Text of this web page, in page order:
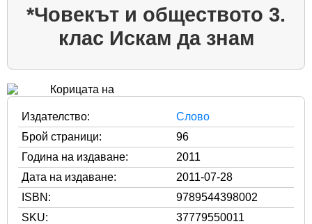
*Човекът и обществото 3.
клас Искам да знам
Издателство:
Слово
Брой страници:
96
Година на издаване:
2011
Дата на издаване:
2011-07-28
ISBN:
9789544398002
SKU:
37779550011